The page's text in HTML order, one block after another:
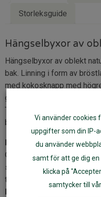
Storleksguide
Hängselbyxor av
Hängselbyxor av oblekt
bak. Linning i form av
med kokosknapp med
gör att hängslena sitter
Två fickor fram. Tyget har
bomullens bekvämlighet
Kvalité:
Naturtyg av 55%
ÖKO-Tex standard 100.
som uppfyller hårda krav.
tillverkningen sker under
Färg:
naturligt oblekt
Vi använder cookies
uppgifter som din IP-
du använder
samt för att ge dig
klicka på
samtycker till